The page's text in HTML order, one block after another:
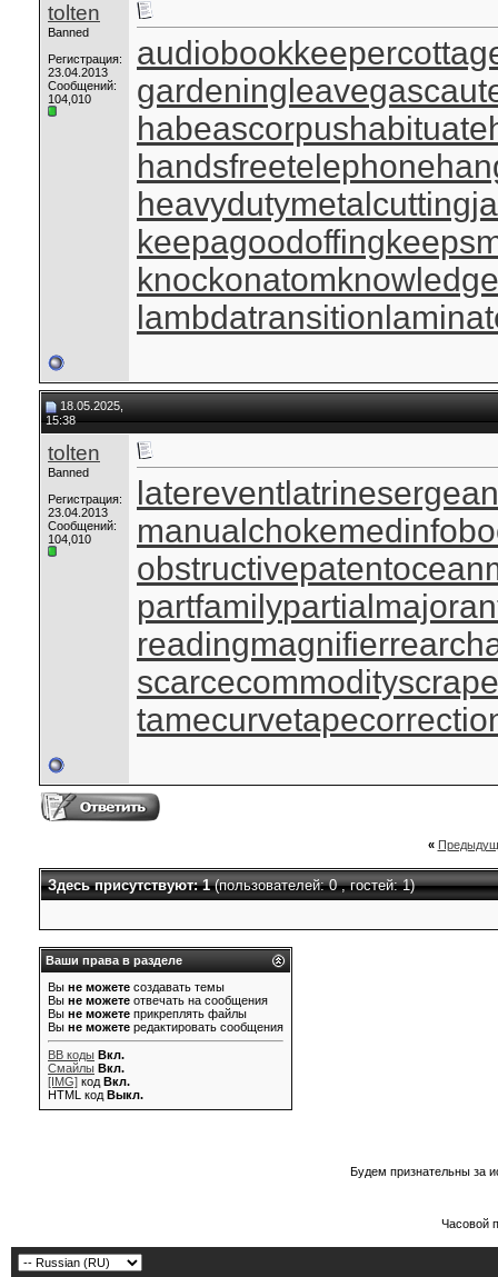
tolten
Banned
Регистрация:
23.04.2013
Сообщений:
104,010
audiobookkeeper
gardeningleave
habeascorpushabituate
handsfreetelephone
heavydutymetalcutting
keepagoodoffing
knockonatom
lambdatransition
18.05.2025,
15:38
tolten
Banned
Регистрация:
23.04.2013
Сообщений:
104,010
laterevent
manualchoke
obstructivepatent
partfamily
readingmagnifier
scarcecommodity
tamecurve
«
Здесь присутствуют: 1(пользователей: 0 , гостей: 1)
Ваши права в разделе
Вы не можете создавать темы
Вы не можете отвечать на сообщения
Вы не можете прикреплять файлы
Вы не можете редактировать сообщения
BB коды Вкл.
Смайлы Вкл.
[IMG] код Вкл.
HTML код Выкл.
Будем признательны за
Часовой